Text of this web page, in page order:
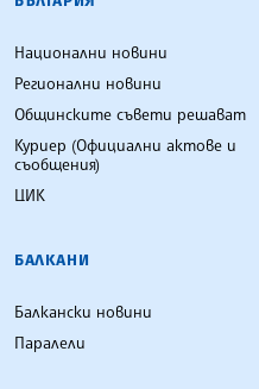
Национални новини
Регионални новини
Общинските съвети решават
Куриер (Официални актове и
съобщения)
ЦИК
БАЛКАНИ
Балкански новини
Паралели